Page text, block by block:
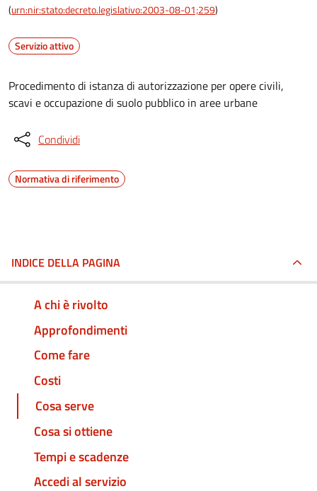
(urn:nir:stato:decreto.legislativo:2003-08-01;259)
Servizio attivo
Procedimento di istanza di autorizzazione per opere civili,
scavi e occupazione di suolo pubblico in aree urbane
Condividi
Normativa di riferimento
INDICE DELLA PAGINA
A chi è rivolto
Approfondimenti
Come fare
Costi
Cosa serve
Cosa si ottiene
Tempi e scadenze
Accedi al servizio